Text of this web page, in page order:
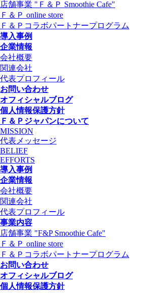
店舗事業 "Ｆ＆Ｐ Smoothie Cafe"
Ｆ＆Ｐ online store
Ｆ＆Ｐコラボパートナープログラム
導入事例
企業情報
会社概要
関連会社
代表プロフィール
お問い合わせ
オフィシャルブログ
個人情報保護方針
Ｆ＆Ｐジャパンについて
MISSION
代表メッセージ
BELIEF
EFFORTS
導入事例
企業情報
会社概要
関連会社
代表プロフィール
事業内容
店舗事業 "F&P Smoothie Cafe"
Ｆ＆Ｐ online store
Ｆ＆Ｐコラボパートナープログラム
お問い合わせ
オフィシャルブログ
個人情報保護方針